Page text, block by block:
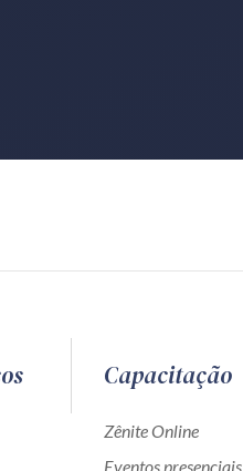
Capacitação
Zênite Online
Eventos presenciais